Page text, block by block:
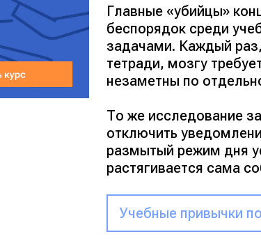
Главные «убийцы»
беспорядок среди
задачами. Каждый
тетради, мозгу
незаметны по
То же исследование
отключить
размытый режим дня
растягивается сама
Учебные привычки